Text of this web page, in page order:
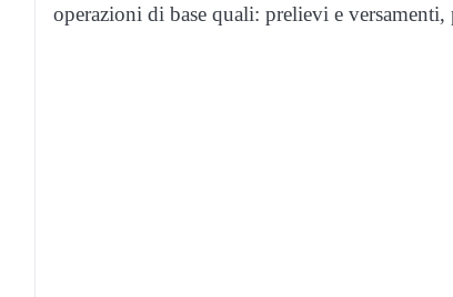
operazioni di base quali: prelievi e